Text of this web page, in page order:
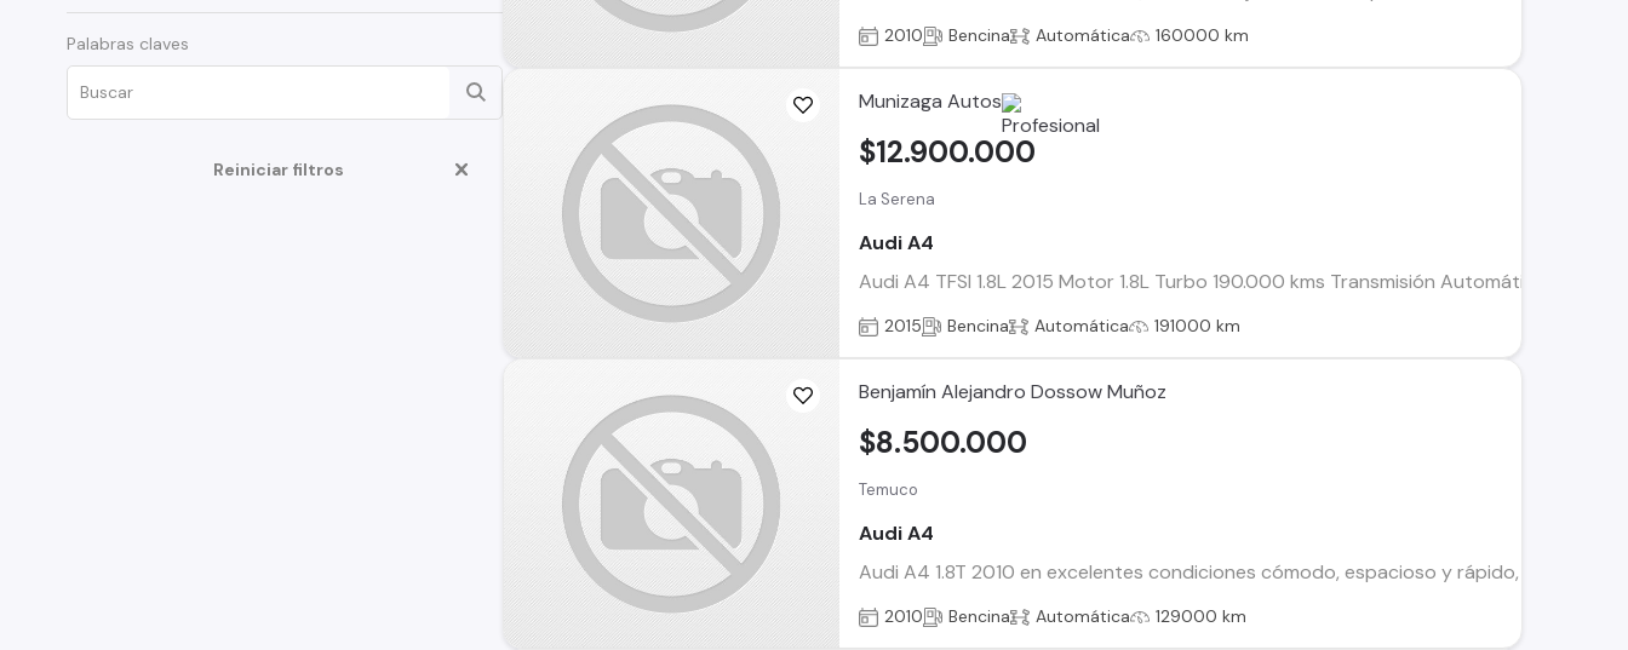
Cabriolet
Q8
R8
Palabras claves
Reiniciar filtros
2010 Bencina Automática 160000 km
Munizaga Autos
La Serena
Audi A4
Audi A4 TFSI 1.8L 2015 Motor 1.8L Turbo 190.000 kms Transmisión Automática
$12.900.000
2015 Bencina Automática 191000 km
Benjamín Alejandro Dossow Muñoz
Temuco
Audi A4
Audi A4 1.8T 2010 en excelentes condiciones cómodo, espacioso y rápido, vehículo
$8.500.000
2010 Bencina Automática 129000 km